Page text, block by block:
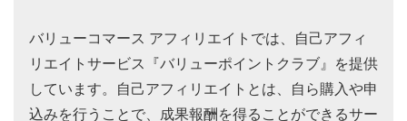
バリューコマース アフィリエイトでは、自己アフィ
リエイトサービス『バリューポイントクラブ』を提供
しています。自己アフィリエイトとは、自ら購入や申
込みを行うことで、成果報酬を得ることができるサー